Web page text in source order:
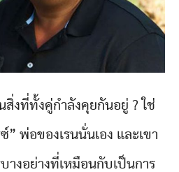
สิ่งที่ทั้งคู่กำลังคุยกันอยู่ ? ใช่
” พ่อของเรนนั่นเอง และเขา
างอย่างที่เหมือนกับเป็นการ